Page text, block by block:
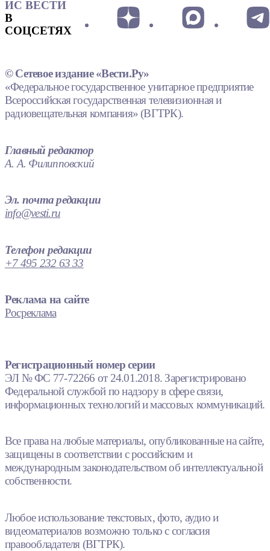
ИС ВЕСТИ
В
СОЦСЕТЯХ
© Сетевое издание «Вести.Ру»
«Федеральное государственное унитарное предприятие
Всероссийская государственная телевизионная и
радиовещательная компания» (ВГТРК).
Главный редактор
А. А. Филипповский
Эл. почта редакции
info@vesti.ru
Телефон редакции
+7 495 232 63 33
Реклама на сайте
Росреклама
Регистрационный номер серии
ЭЛ № ФС 77-72266 от 24.01.2018. Зарегистрировано
Федеральной службой по надзору в сфере связи,
информационных технологий и массовых коммуникаций.
Все права на любые материалы, опубликованные на сайте,
защищены в соответствии с российским и
международным законодательством об интеллектуальной
собственности.
Любое использование текстовых, фото, аудио и
видеоматериалов возможно только с согласия
правообладателя (ВГТРК).